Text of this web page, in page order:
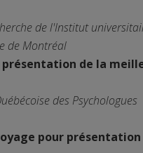
de l'Institut
de Montréal
présentation de la
des Psychologues
pour présentation